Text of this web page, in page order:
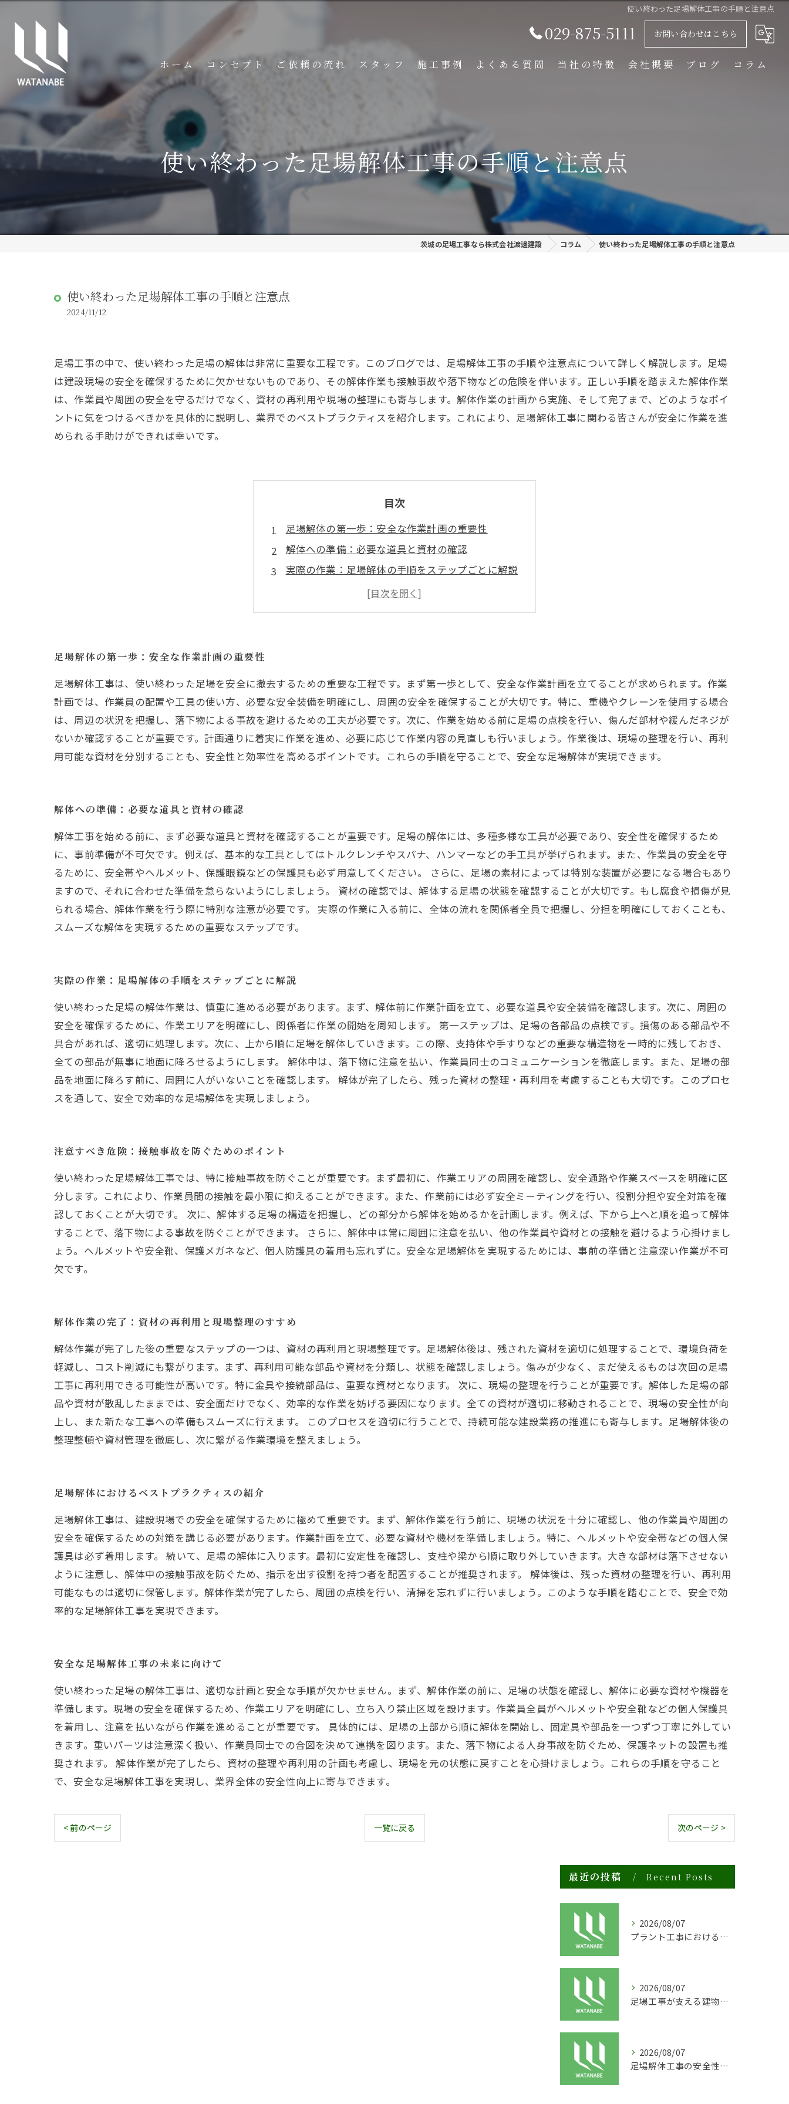
使い終わった足場解体工事の手順と注意点
029-875-5111 お問い合わせはこちら
ホーム コンセプト ご依頼の流れ スタッフ 施工事例 よくある質問 当社の特徴
プラント工事
リース
会社概要 ブログ コラム
使い終わった足場解体工事の手順と注意点
茨城の足場工事なら株式会社渡邊建設 コラム 使い終わった足場解体工事の手順と注意点
使い終わった足場解体工事の手順と注意点
2024/11/12
足場工事の中で、使い終わった足場の解体は非常に重要な工程です。このブログでは、足場解体工事の手順や注意点について詳しく解説します。足場
は建設現場の安全を確保するために欠かせないものであり、その解体作業も接触事故や落下物などの危険を伴います。正しい手順を踏まえた解体作業
は、作業員や周囲の安全を守るだけでなく、資材の再利用や現場の整理にも寄与します。解体作業の計画から実施、そして完了まで、どのようなポイ
ントに気をつけるべきかを具体的に説明し、業界でのベストプラクティスを紹介します。これにより、足場解体工事に関わる皆さんが安全に作業を進
められる手助けができれば幸いです。
目次
足場解体の第一歩：安全な作業計画の重要性
解体への準備：必要な道具と資材の確認
実際の作業：足場解体の手順をステップごとに解説
注意すべき危険：接触事故を防ぐためのポイント
解体作業の完了：資材の再利用と現場整理のすすめ
足場解体の第一歩：安全な作業計画の重要性
足場解体工事は、使い終わった足場を安全に撤去するための重要な工程です。まず第一歩として、安全な作業計画を立てることが求められます。作業
計画では、作業員の配置や工具の使い方、必要な安全装備を明確にし、周囲の安全を確保することが大切です。特に、重機やクレーンを使用する場合
は、周辺の状況を把握し、落下物による事故を避けるための工夫が必要です。次に、作業を始める前に足場の点検を行い、傷んだ部材や緩んだネジが
ないか確認することが重要です。計画通りに着実に作業を進め、必要に応じて作業内容の見直しも行いましょう。作業後は、現場の整理を行い、再利
用可能な資材を分別することも、安全性と効率性を高めるポイントです。これらの手順を守ることで、安全な足場解体が実現できます。
解体への準備：必要な道具と資材の確認
解体工事を始める前に、まず必要な道具と資材を確認することが重要です。足場の解体には、多種多様な工具が必要であり、安全性を確保するため
に、事前準備が不可欠です。例えば、基本的な工具としてはトルクレンチやスパナ、ハンマーなどの手工具が挙げられます。また、作業員の安全を守
るために、安全帯やヘルメット、保護眼鏡などの保護具も必ず用意してください。 さらに、足場の素材によっては特別な装置が必要になる場合もあり
ますので、それに合わせた準備を怠らないようにしましょう。 資材の確認では、解体する足場の状態を確認することが大切です。もし腐食や損傷が見
られる場合、解体作業を行う際に特別な注意が必要です。 実際の作業に入る前に、全体の流れを関係者全員で把握し、分担を明確にしておくことも、
スムーズな解体を実現するための重要なステップです。
実際の作業：足場解体の手順をステップごとに解説
使い終わった足場の解体作業は、慎重に進める必要があります。まず、解体前に作業計画を立て、必要な道具や安全装備を確認します。次に、周囲の
安全を確保するために、作業エリアを明確にし、関係者に作業の開始を周知します。 第一ステップは、足場の各部品の点検です。損傷のある部品や不
具合があれば、適切に処理します。次に、上から順に足場を解体していきます。この際、支持体や手すりなどの重要な構造物を一時的に残しておき、
全ての部品が無事に地面に降ろせるようにします。 解体中は、落下物に注意を払い、作業員同士のコミュニケーションを徹底します。また、足場の部
品を地面に降ろす前に、周囲に人がいないことを確認します。 解体が完了したら、残った資材の整理・再利用を考慮することも大切です。このプロセ
スを通して、安全で効率的な足場解体を実現しましょう。
注意すべき危険：接触事故を防ぐためのポイント
使い終わった足場解体工事では、特に接触事故を防ぐことが重要です。まず最初に、作業エリアの周囲を確認し、安全通路や作業スペースを明確に区
分します。これにより、作業員間の接触を最小限に抑えることができます。また、作業前には必ず安全ミーティングを行い、役割分担や安全対策を確
認しておくことが大切です。 次に、解体する足場の構造を把握し、どの部分から解体を始めるかを計画します。例えば、下から上へと順を追って解体
することで、落下物による事故を防ぐことができます。 さらに、解体中は常に周囲に注意を払い、他の作業員や資材との接触を避けるよう心掛けまし
ょう。ヘルメットや安全靴、保護メガネなど、個人防護具の着用も忘れずに。安全な足場解体を実現するためには、事前の準備と注意深い作業が不可
欠です。
解体作業の完了：資材の再利用と現場整理のすすめ
解体作業が完了した後の重要なステップの一つは、資材の再利用と現場整理です。足場解体後は、残された資材を適切に処理することで、環境負荷を
軽減し、コスト削減にも繋がります。まず、再利用可能な部品や資材を分類し、状態を確認しましょう。傷みが少なく、まだ使えるものは次回の足場
工事に再利用できる可能性が高いです。特に金具や接続部品は、重要な資材となります。 次に、現場の整理を行うことが重要です。解体した足場の部
品や資材が散乱したままでは、安全面だけでなく、効率的な作業を妨げる要因になります。全ての資材が適切に移動されることで、現場の安全性が向
上し、また新たな工事への準備もスムーズに行えます。 このプロセスを適切に行うことで、持続可能な建設業務の推進にも寄与します。足場解体後の
整理整頓や資材管理を徹底し、次に繋がる作業環境を整えましょう。
足場解体におけるベストプラクティスの紹介
足場解体工事は、建設現場での安全を確保するために極めて重要です。まず、解体作業を行う前に、現場の状況を十分に確認し、他の作業員や周囲の
安全を確保するための対策を講じる必要があります。作業計画を立て、必要な資材や機材を準備しましょう。特に、ヘルメットや安全帯などの個人保
護具は必ず着用します。 続いて、足場の解体に入ります。最初に安定性を確認し、支柱や梁から順に取り外していきます。大きな部材は落下させない
ように注意し、解体中の接触事故を防ぐため、指示を出す役割を持つ者を配置することが推奨されます。 解体後は、残った資材の整理を行い、再利用
可能なものは適切に保管します。解体作業が完了したら、周囲の点検を行い、清掃を忘れずに行いましょう。このような手順を踏むことで、安全で効
率的な足場解体工事を実現できます。
安全な足場解体工事の未来に向けて
使い終わった足場の解体工事は、適切な計画と安全な手順が欠かせません。まず、解体作業の前に、足場の状態を確認し、解体に必要な資材や機器を
準備します。現場の安全を確保するため、作業エリアを明確にし、立ち入り禁止区域を設けます。作業員全員がヘルメットや安全靴などの個人保護具
を着用し、注意を払いながら作業を進めることが重要です。 具体的には、足場の上部から順に解体を開始し、固定具や部品を一つずつ丁寧に外してい
きます。重いパーツは注意深く扱い、作業員同士での合図を決めて連携を図ります。また、落下物による人身事故を防ぐため、保護ネットの設置も推
奨されます。 解体作業が完了したら、資材の整理や再利用の計画も考慮し、現場を元の状態に戻すことを心掛けましょう。これらの手順を守ること
で、安全な足場解体工事を実現し、業界全体の安全性向上に寄与できます。
< 前のページ 一覧に戻る 次のページ >
最近の投稿 Recent Posts
2026/08/07
プラント工事における足場工事の安全対策と施工の重要性
2026/08/07
足場工事が支える建物の長寿命化と外装塗装の重要性
2026/08/07
足場解体工事の安全性と効率化のポイント